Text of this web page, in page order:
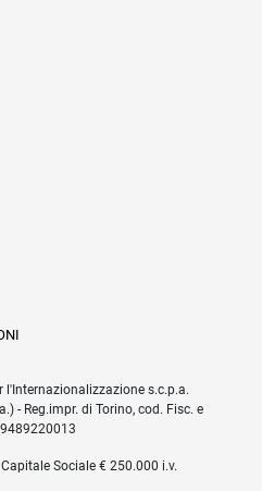
l'Internazionalizzazione s.c.p.a.
- Reg.impr. di Torino, cod. Fisc. e
Capitale Sociale € 250.000 i.v.